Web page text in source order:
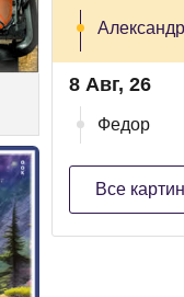
8 Авг, 26
Федор
Все